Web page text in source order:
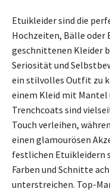
Etuikleider sind die
Hochzeiten, Bälle oder
geschnittenen Kleider
Seriosität und
ein stilvolles Outfit zu
einem Kleid mit Mantel
Trenchcoats sind
Touch verleihen,
einen glamourösen
festlichen Etuikleidern
Farben und Schnitte
unterstreichen. Top-